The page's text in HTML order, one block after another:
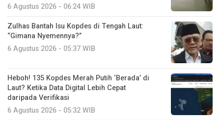
6 Agustus 2026 - 06:24 WIB
Zulhas Bantah Isu Kopdes di Tengah Laut:
“Gimana Nyemennya?”
6 Agustus 2026 - 05:37 WIB
Heboh! 135 Kopdes Merah Putih ‘Berada’ di
Laut? Ketika Data Digital Lebih Cepat
daripada Verifikasi
6 Agustus 2026 - 05:32 WIB